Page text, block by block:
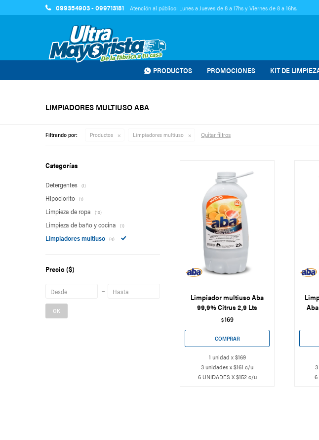
PRODUCTOS PROMOCIONES KIT DE
099354903 - 099713181 Atención al público: Lunes a Jueves de 8 a 17hs y Viernes de 8 a 16hs.
LIMPIADORES MULTIUSO ABA
Filtrando por: Productos Limpiadores multiuso Quitar filtros
Limpiador multiuso Aba
99,9% Citrus 2,9 Lts
$169
1 unidad x $169
3 unidades x $161 c/u
6 UNIDADES X $152 c/u
6
Categorías
Detergentes (1)
Hipoclorito (1)
Limpieza de ropa (10)
Limpieza de baño y cocina (1)
Limpiadores multiuso (4)
Precio($)
OK